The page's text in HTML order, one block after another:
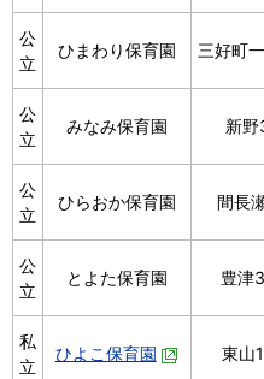
公
立
ひまわり保育園 三好町
公
立
みなみ保育園 新
公
立
ひらおか保育園 間長
公
立
とよた保育園 豊津
私
立
ひよこ保育園 東山